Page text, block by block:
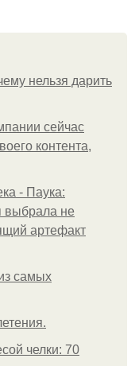
нельзя дарить
сейчас
контента,
- Паука:
выбрала не
артефакт
самых
челки: 70